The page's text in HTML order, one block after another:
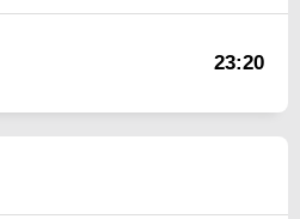
23:20